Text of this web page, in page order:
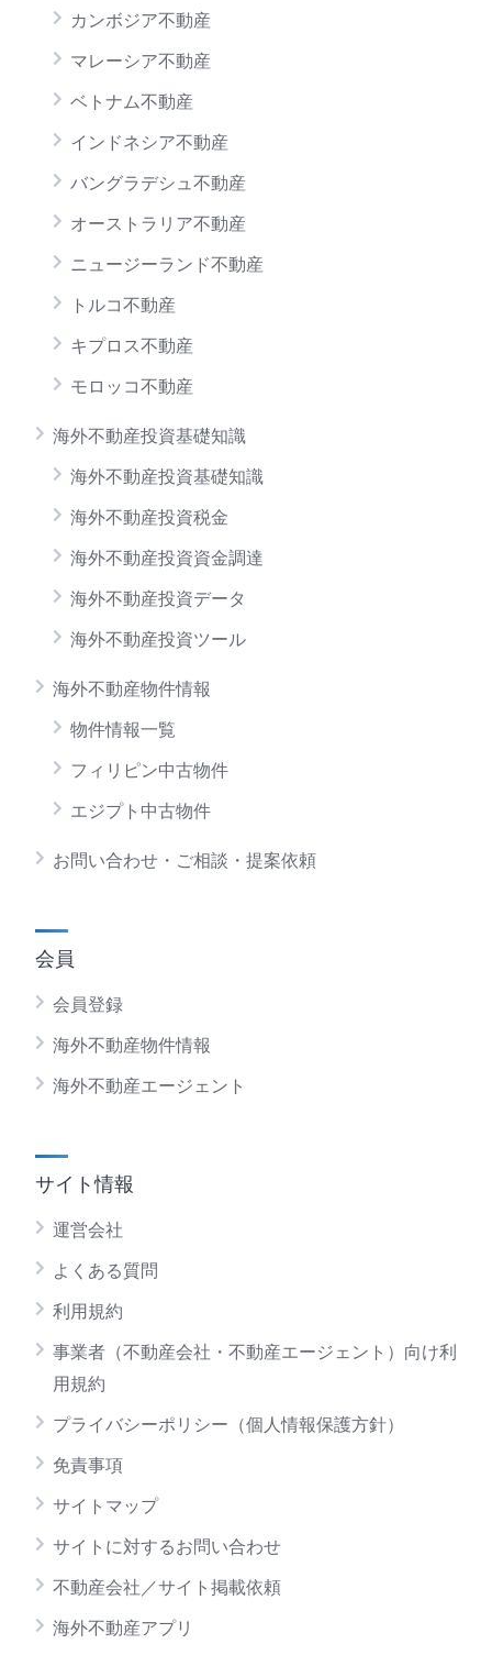
カンボジア不動産
マレーシア不動産
ベトナム不動産
インドネシア不動産
バングラデシュ不動産
オーストラリア不動産
ニュージーランド不動産
トルコ不動産
キプロス不動産
モロッコ不動産
海外不動産投資基礎知識
海外不動産投資基礎知識
海外不動産投資税金
海外不動産投資資金調達
海外不動産投資データ
海外不動産投資ツール
海外不動産物件情報
物件情報一覧
フィリピン中古物件
エジプト中古物件
お問い合わせ・ご相談・提案依頼
会員
会員登録
海外不動産物件情報
海外不動産エージェント
サイト情報
運営会社
よくある質問
利用規約
事業者（不動産会社・不動産エージェント）向け利
用規約
プライバシーポリシー（個人情報保護方針）
免責事項
サイトマップ
サイトに対するお問い合わせ
不動産会社／サイト掲載依頼
海外不動産アプリ